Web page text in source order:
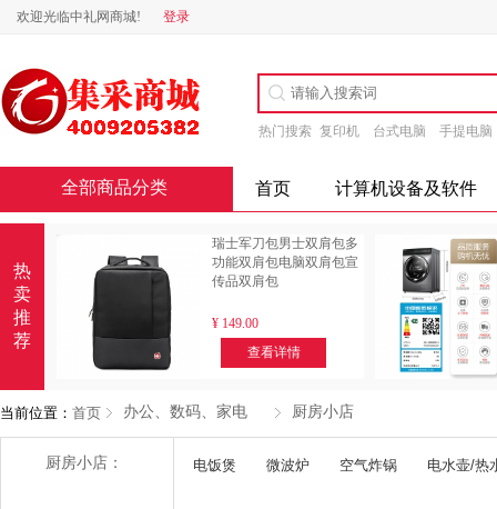
欢迎光临中礼网商城! 登录
热门搜索 复印机 台式电脑 手提电脑
全部商品分类 首页 计算机设备及软件
热
卖
推
荐
瑞士军刀包男士双肩包多
功能双肩包电脑双肩包宣
传品双肩包
¥ 149.00
查看详情
当前位置： 首页 办公、数码、家电 厨房小店
厨房小店： 电饭煲 微波炉 空气炸锅 电水壶/热